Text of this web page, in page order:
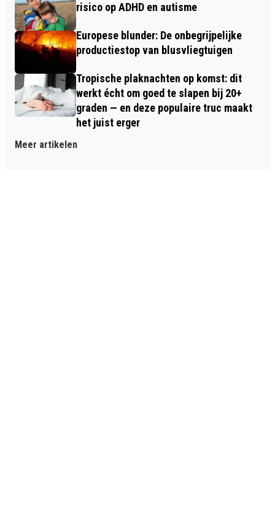
risico op ADHD en autisme
Europese blunder: De onbegrijpelijke
productiestop van blusvliegtuigen
Tropische plaknachten op komst: dit
werkt écht om goed te slapen bij 20+
graden — en deze populaire truc maakt
het juist erger
Meer artikelen